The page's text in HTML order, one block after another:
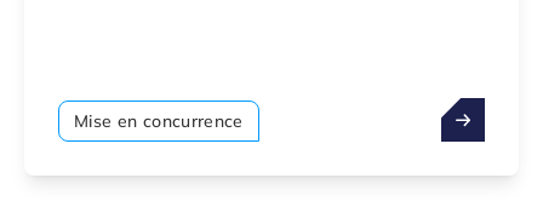
Mise en concurrence